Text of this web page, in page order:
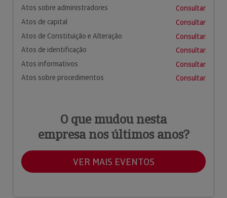
Atos sobre administradores
Consultar
Atos de capital
Consultar
Atos de Constituição e Alteração
Consultar
Atos de identificação
Consultar
Atos informativos
Consultar
Atos sobre procedimentos
Consultar
O que mudou nesta
empresa nos últimos anos?
VER MAIS EVENTOS